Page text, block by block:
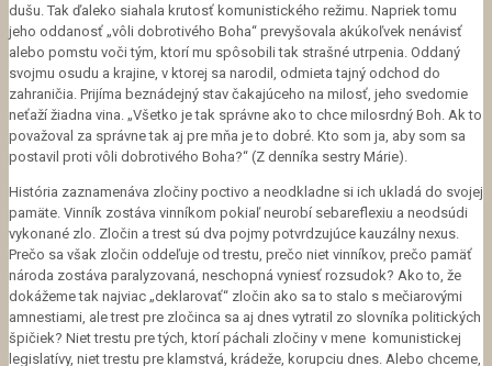
dušu. Tak ďaleko siahala krutosť komunistického režimu. Napriek tomu
jeho oddanosť „vôli dobrotivého Boha“ prevyšovala akúkoľvek nenávisť
alebo pomstu voči tým, ktorí mu spôsobili tak strašné utrpenia. Oddaný
svojmu osudu a krajine, v ktorej sa narodil, odmieta tajný odchod do
zahraničia. Prijíma beznádejný stav čakajúceho na milosť, jeho svedomie
neťaží žiadna vina. „Všetko je tak správne ako to chce milosrdný Boh. Ak to
považoval za správne tak aj pre mňa je to dobré. Kto som ja, aby som sa
postavil proti vôli dobrotivého Boha?“ (Z denníka sestry Márie).
História zaznamenáva zločiny poctivo a neodkladne si ich ukladá do svojej
pamäte. Vinník zostáva vinníkom pokiaľ neurobí sebareflexiu a neodsúdi
vykonané zlo. Zločin a trest sú dva pojmy potvrdzujúce kauzálny nexus.
Prečo sa však zločin oddeľuje od trestu, prečo niet vinníkov, prečo pamäť
národa zostáva paralyzovaná, neschopná vyniesť rozsudok? Ako to, že
dokážeme tak najviac „deklarovať“ zločin ako sa to stalo s mečiarovými
amnestiami, ale trest pre zločinca sa aj dnes vytratil zo slovníka politických
špičiek? Niet trestu pre tých, ktorí páchali zločiny v mene komunistickej
legislatívy, niet trestu pre klamstvá, krádeže, korupciu dnes. Alebo chceme,